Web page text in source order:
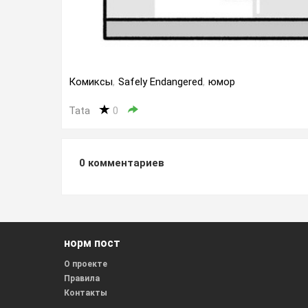
Комиксы, Safely Endangered, юмор
Tata 0
0 комментариев
норм пост
О проекте
Правила
Контакты